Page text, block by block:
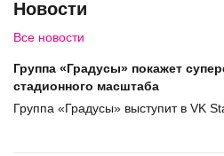
Новости
Все новости
Группа «Градусы» покажет
стадионного масштаба
Группа «Градусы» выступит в VK